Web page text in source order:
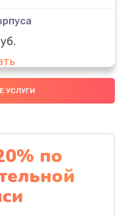
УСЛУГИ
по